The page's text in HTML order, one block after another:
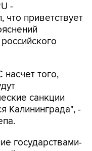
-
приветствует
того,
санкции
Калининграда", -
государствами-